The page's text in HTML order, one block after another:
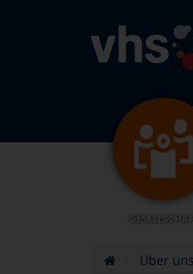
GESELLSCHAFT
Über uns